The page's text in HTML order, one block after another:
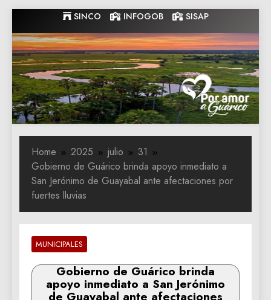
to
content
SINCO INFOGOB SISAP
Gobernacion
de Guarico
Gobernacion de Guarico
Home 2025 julio
31
‎Gobierno de Guárico brinda apoyo inmediato a
San Jerónimo de Guayabal ante afectaciones por
fuertes lluvias
MUNICIPALES
‎Gobierno de Guárico brinda
apoyo inmediato a San Jerónimo
de Guayabal ante afectaciones